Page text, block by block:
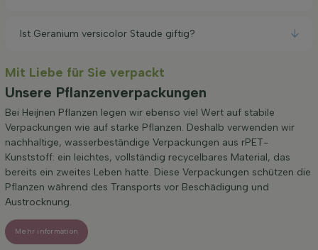
Ist Geranium versicolor Staude giftig?
Mit Liebe für Sie verpackt
Unsere Pflanzenverpackungen
Bei Heijnen Pflanzen legen wir ebenso viel Wert auf stabile
Verpackungen wie auf starke Pflanzen. Deshalb verwenden wir
nachhaltige, wasserbeständige Verpackungen aus rPET-
Kunststoff: ein leichtes, vollständig recycelbares Material, das
bereits ein zweites Leben hatte. Diese Verpackungen schützen die
Pflanzen während des Transports vor Beschädigung und
Austrocknung.
Mehr information